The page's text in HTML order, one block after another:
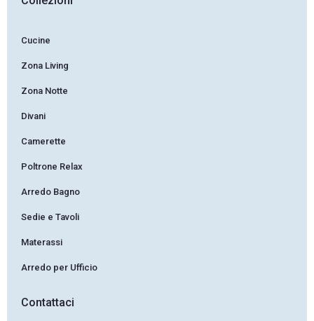
Cucine
Zona Living
Zona Notte
Divani
Camerette
Poltrone Relax
Arredo Bagno
Sedie e Tavoli
Materassi
Arredo per Ufficio
Contattaci